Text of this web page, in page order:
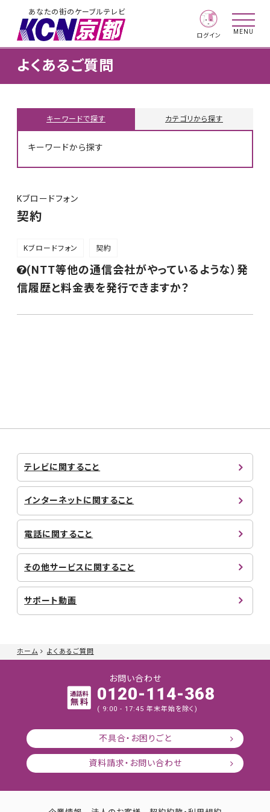
あなたの街のケーブルテレビ
ログイン
MENU
ホーム よくあるご質問
よくあるご質問
キーワードで探す カテゴリから探す
キーワードから探す
Kブロードフォン
契約
Kブロードフォン 契約
(NTT等他の通信会社がやっているような）発
信履歴と料金表を発行できますか？
テレビに関すること
インターネットに関すること
電話に関すること
その他サービスに関すること
サポート動画
お問い合わせ
0120-114-368
( 9:00 - 17:45 年末年始を除く)
不具合・お困りごと
資料請求・お問い合わせ